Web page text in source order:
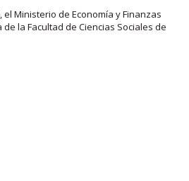
Ministerio de Economía y Finanzas
de la Facultad de Ciencias Sociales de